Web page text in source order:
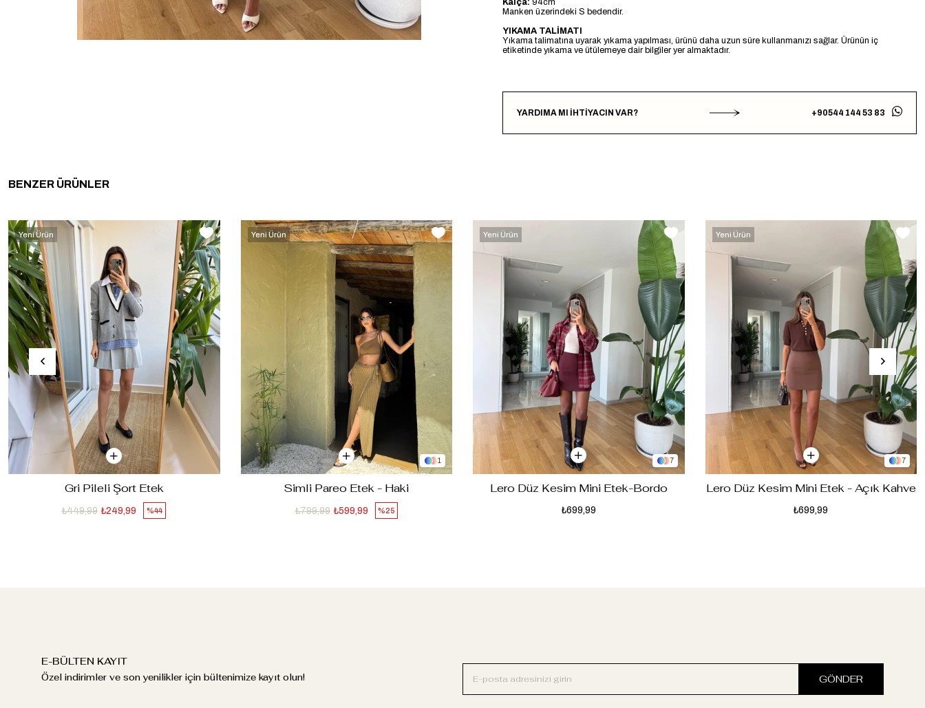
Kalça: 94cm
Manken üzerindeki S bedendir.
YIKAMA TALİMATI
Yıkama talimatına uyarak yıkama yapılması, ürünü daha uzun süre kullanmanızı sağlar. Ürünün iç
etiketinde yıkama ve ütülemeye dair bilgiler yer almaktadır.
YARDIMA MI İHTİYACIN VAR? +90544 144 53 83
BENZER ÜRÜNLER
‹
›
Gri Pileli Şort Etek
%44
₺249,99
₺449,99
Yeni Ürün
‹
›
1
Simli Pareo Etek - Haki
%25
₺599,99
₺799,99
Yeni Ürün
‹
›
7
Lero Düz Kesim Mini Etek-Bordo
₺699,99
Yeni Ürün
‹
›
7
Lero Düz Kesim Mini Etek - Açık Kahve
₺699,99
Yeni Ürün
E-BÜLTEN KAYIT
Özel indirimler ve son yenilikler için bültenimize kayıt olun! GÖNDER